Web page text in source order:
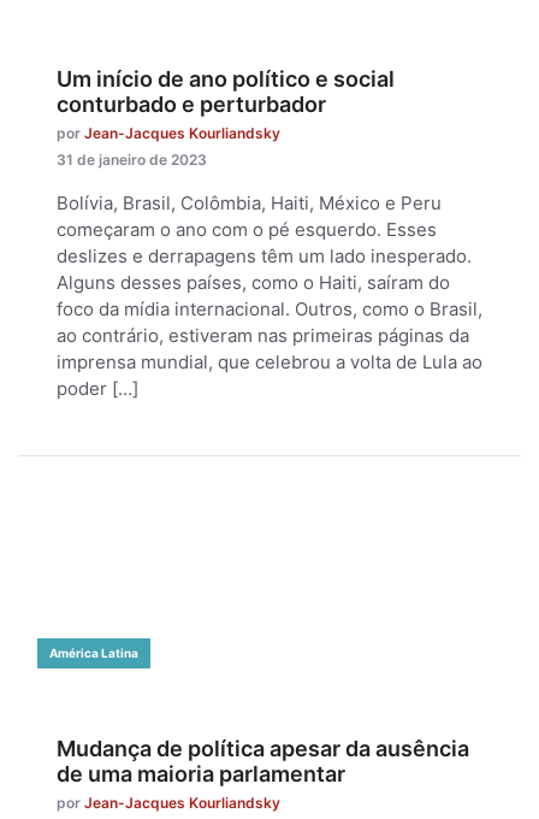
Um início de ano político e social
conturbado e perturbador
por Jean-Jacques Kourliandsky
31 de janeiro de 2023
Bolívia, Brasil, Colômbia, Haiti, México e Peru
começaram o ano com o pé esquerdo. Esses
deslizes e derrapagens têm um lado inesperado.
Alguns desses países, como o Haiti, saíram do
foco da mídia internacional. Outros, como o Brasil,
ao contrário, estiveram nas primeiras páginas da
imprensa mundial, que celebrou a volta de Lula ao
poder […]
América Latina
Mudança de política apesar da ausência
de uma maioria parlamentar
por Jean-Jacques Kourliandsky